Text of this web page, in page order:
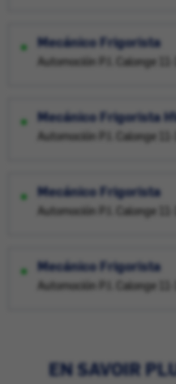
Mecánico Frigorista
Automoción P.I. Calonge
Mecánico Frigorista
Automoción P.I. Calonge
Mecánico Frigorista
Automoción P.I. Calonge
Mecánico Frigorista
Automoción P.I. Calonge
EN SAVOIR